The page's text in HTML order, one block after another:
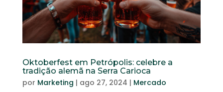
Oktoberfest em Petrópolis: celebre a
tradição alemã na Serra Carioca
por Marketing | ago 27, 2024 | Mercado